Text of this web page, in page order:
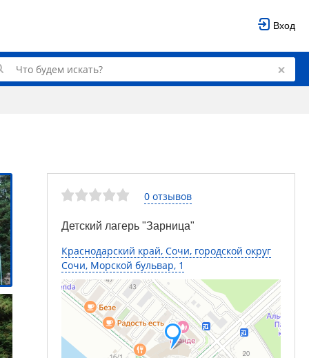
Вход
0 отзывов
Детский лагерь "Зарница"
Краснодарский край, Сочи, городской округ
Сочи, Морской бульвар, 1